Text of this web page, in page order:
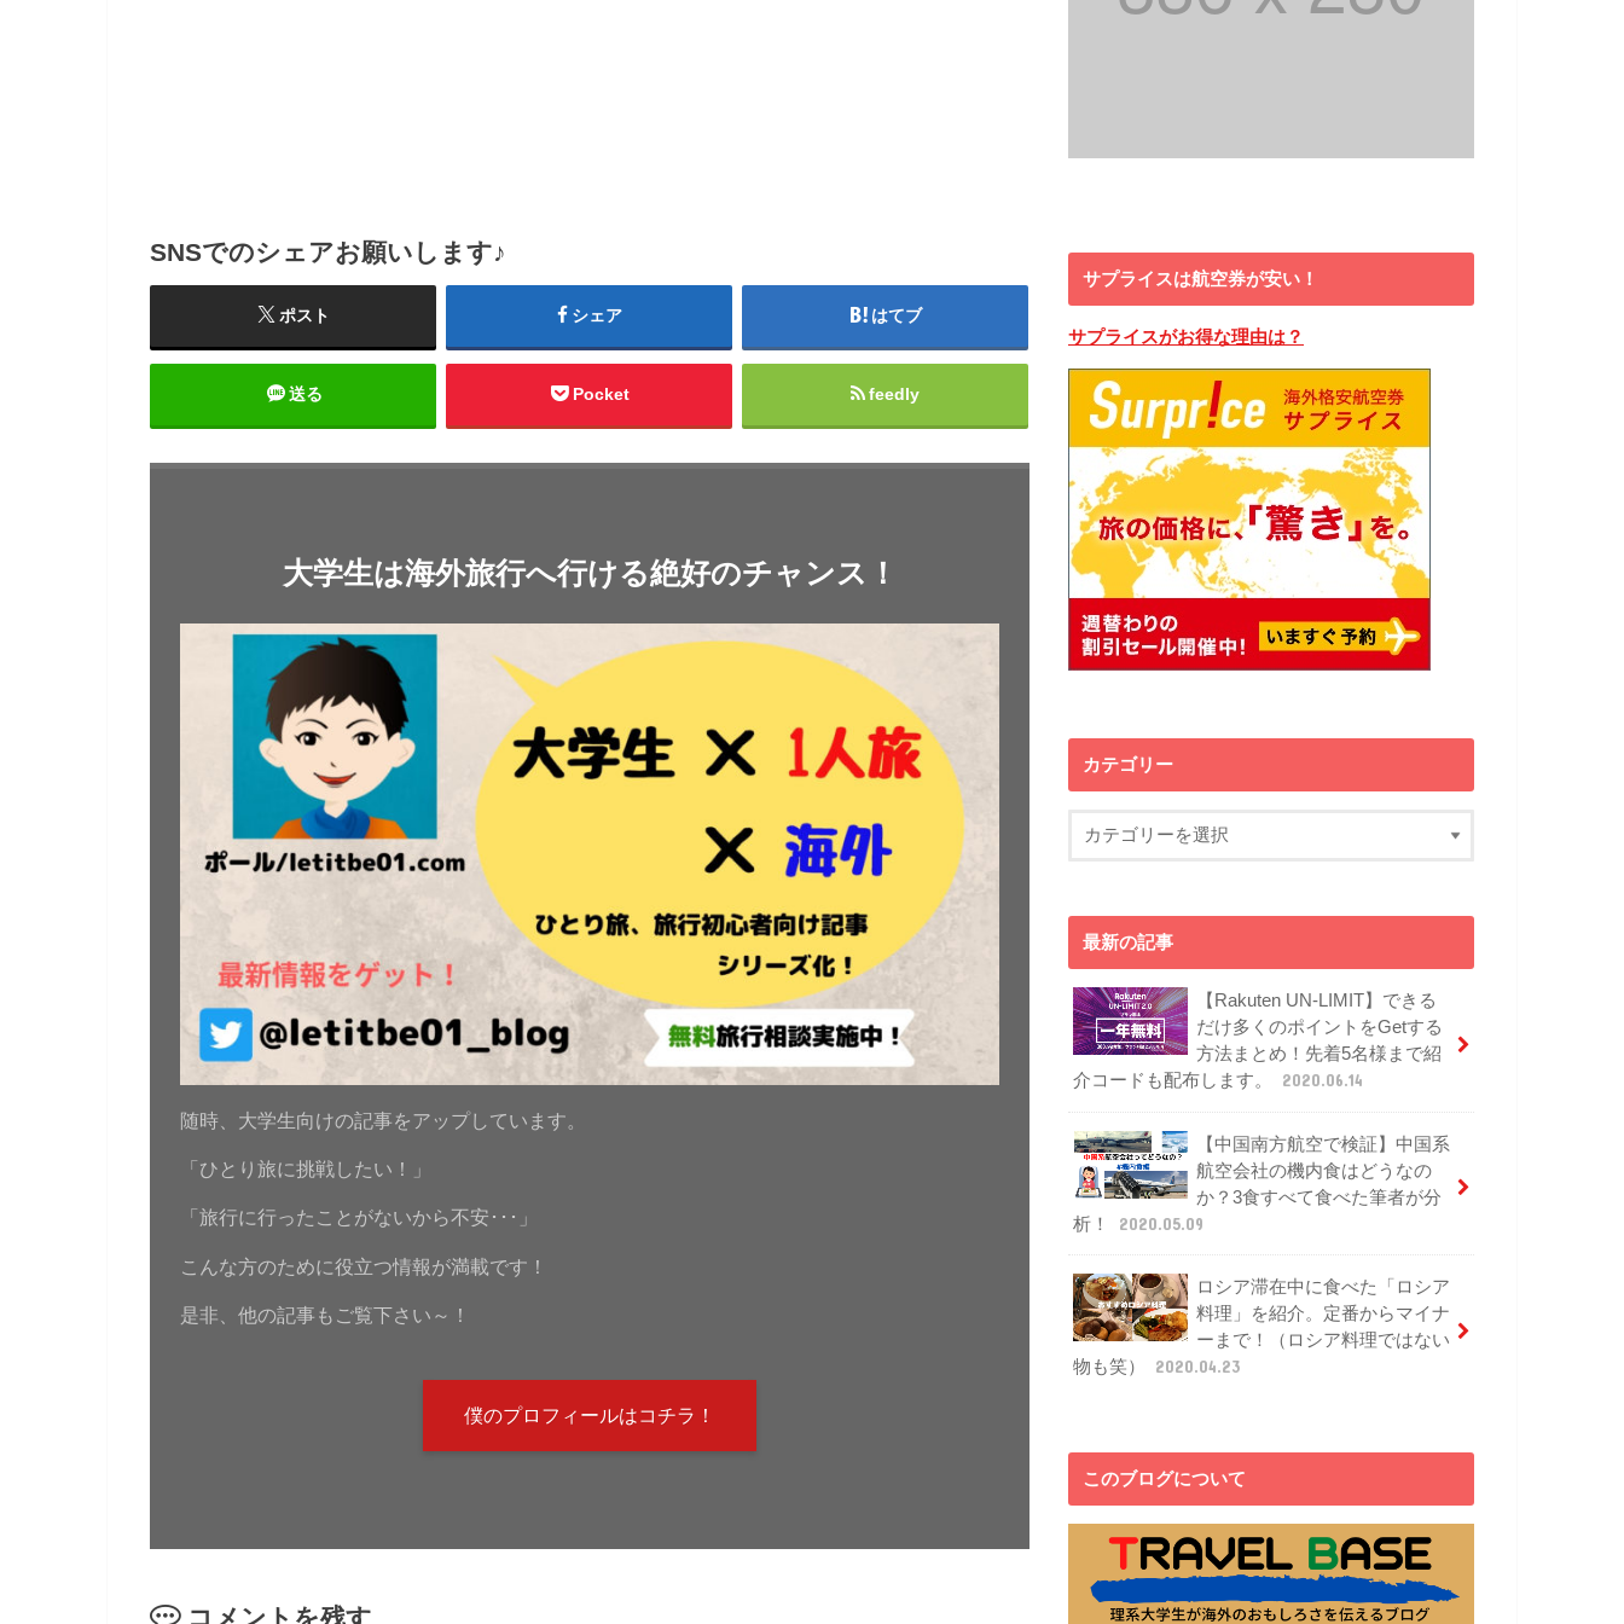
SNSでのシェアお願いします♪
ポスト シェア はてブ
送る Pocket feedly
大学生は海外旅行へ行ける絶好のチャンス！
随時、大学生向けの記事をアップしています。
「ひとり旅に挑戦したい！」
「旅行に行ったことがないから不安･･･」
こんな方のために役立つ情報が満載です！
是非、他の記事もご覧下さい～！
僕のプロフィールはコチラ！
コメントを残す
サプライスは航空券が安い！
サプライスがお得な理由は？
カテゴリー
最新の記事
【Rakuten UN-LIMIT】できる
だけ多くのポイントをGetする
方法まとめ！先着5名様まで紹
介コードも配布します。
2020.06.14
【中国南方航空で検証】中国系
航空会社の機内食はどうなの
か？3食すべて食べた筆者が分
析！
2020.05.09
ロシア滞在中に食べた「ロシア
料理」を紹介。定番からマイナ
ーまで！（ロシア料理ではない
物も笑）
2020.04.23
このブログについて